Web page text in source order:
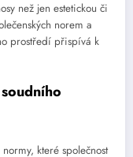
než jen estetickou či
norem a
prostředí přispívá k
které společnost